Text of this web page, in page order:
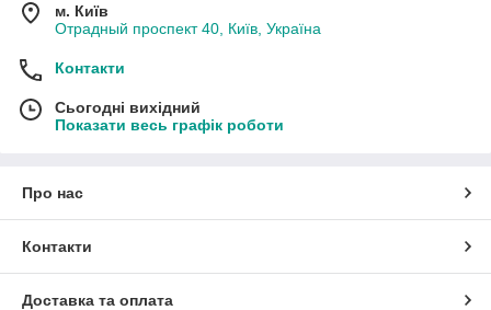
м. Київ
Отрадный проспект 40, Київ, Україна
Контакти
Сьогодні вихідний
Показати весь графік роботи
Про нас
Контакти
Доставка та оплата